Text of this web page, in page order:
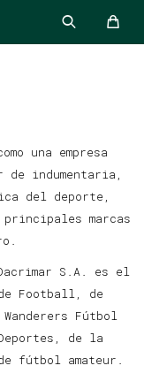
una empresa
de indumentaria,
del deporte,
marcas
S.A. es el
Football, de
Fútbol
de la
fútbol amateur.